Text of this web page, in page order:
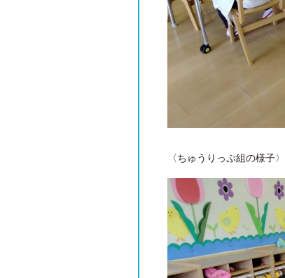
〈ちゅうりっぷ組の様子〉